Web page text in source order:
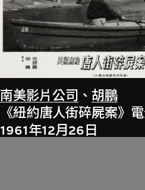
南美影片公司 、胡鵬
《紐約唐人街碎屍案》
1961年12月26日